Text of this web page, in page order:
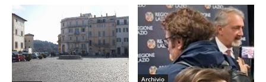
Archivio